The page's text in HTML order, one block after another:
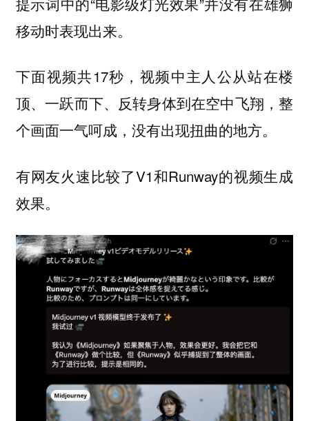
移动时表现出来。
下面视频共17秒，视频中主人公从站在楼
顶、一跃而下、反转身体到在空中飞翔，整
个画面一气呵成，没有出现扭曲的地方。
有网友火速比较了V1和Runway的视频生成
效果。